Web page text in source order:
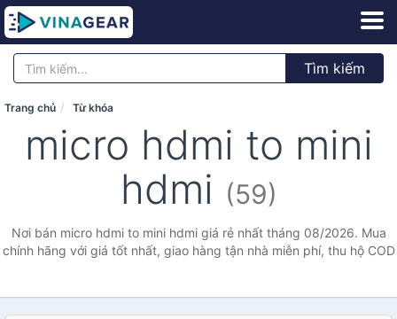
Tìm kiếm
Trang chủ Từ khóa
micro hdmi to mini
hdmi (59)
Nơi bán micro hdmi to mini hdmi giá rẻ nhất tháng 08/2026. Mua
chính hãng với giá tốt nhất, giao hàng tận nhà miễn phí, thu hộ COD